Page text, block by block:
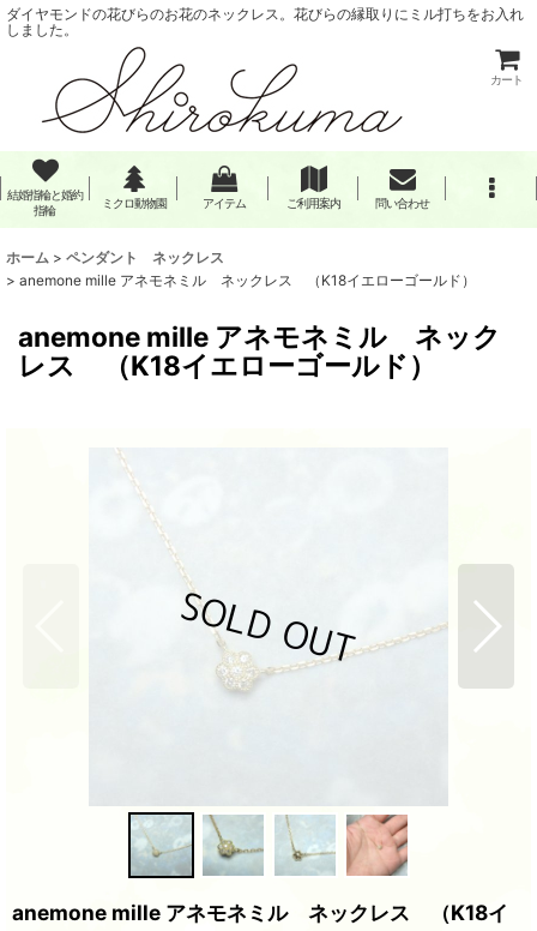
ダイヤモンドの花びらのお花のネックレス。花びらの縁取りにミル打ちをお入れ
しました。
カート
結婚指輪と婚約
指輪
ミクロ動物園 アイテム ご利用案内 問い合わせ
ホーム > ペンダント ネックレス
> anemone mille アネモネミル ネックレス （K18イエローゴールド）
anemone mille アネモネミル ネック
レス （K18イエローゴールド）
anemone mille アネモネミル ネックレス （K18イ